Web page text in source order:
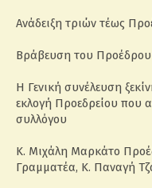
Ανάδειξη τριών τέως
Βράβευση του Προέδρου
Η Γενική συνέλευση
εκλογή Προεδρείου που
συλλόγου
Κ. Μιχάλη Μαρκάτο
Γραμματέα, Κ. Παναγή